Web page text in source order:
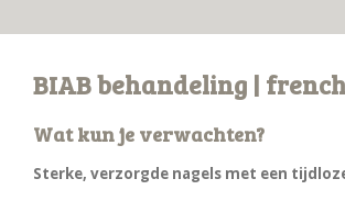
BIAB behandeling |
Wat kun je verwachten?
Sterke, verzorgde nagels met een